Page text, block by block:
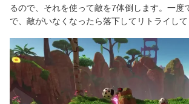
るので、それを使って敵を7体倒します。一度
で、敵がいなくなったら落下してリトライして